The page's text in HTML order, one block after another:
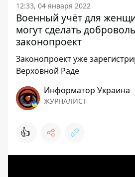
12:33, 04 января 2022
Военный учёт для
могут сделать
законопроект
Законопроект уже
Верховной Раде
Информатор Украина
ЖУРНАЛИСТ
👍